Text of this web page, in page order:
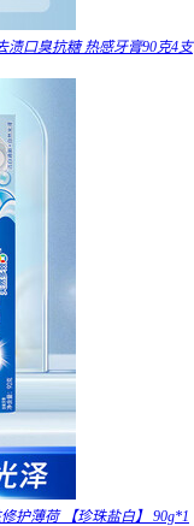
渍口臭抗糖 热感牙膏90克4支
护薄荷 【珍珠盐白】 90g*1